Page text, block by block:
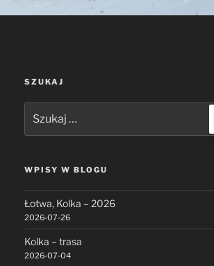
SZUKAJ
WPISY W BLOGU
Łotwa, Kolka – 2026
2026-07-26
Kolka – trasa
2026-07-04